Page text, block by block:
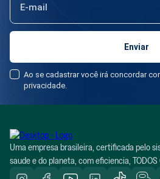
Ao se cadastrar você irá concordar
privacidade.
Uma empresa brasileira, certificada pelo
saude e do planeta, com eficiencia, TODOS